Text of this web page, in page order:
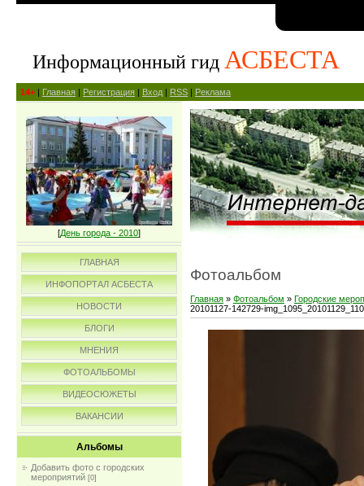
Информационный гид АСБЕСТА
14+ | Главная | Регистрация | Вход | RSS | Реклама
[День города - 2010]
ГЛАВНАЯ
ИНФОПОРТАЛ АСБЕСТА
НОВОСТИ
БЛОГИ
МНЕНИЯ
ФОТОАЛЬБОМЫ
ВИДЕОСЮЖЕТЫ
ВАКАНСИИ
Альбомы
Добавить фото с городских
мероприятий [0]
Фотоальбом
Главная » Фотоальбом » Городские
20101127-142729-